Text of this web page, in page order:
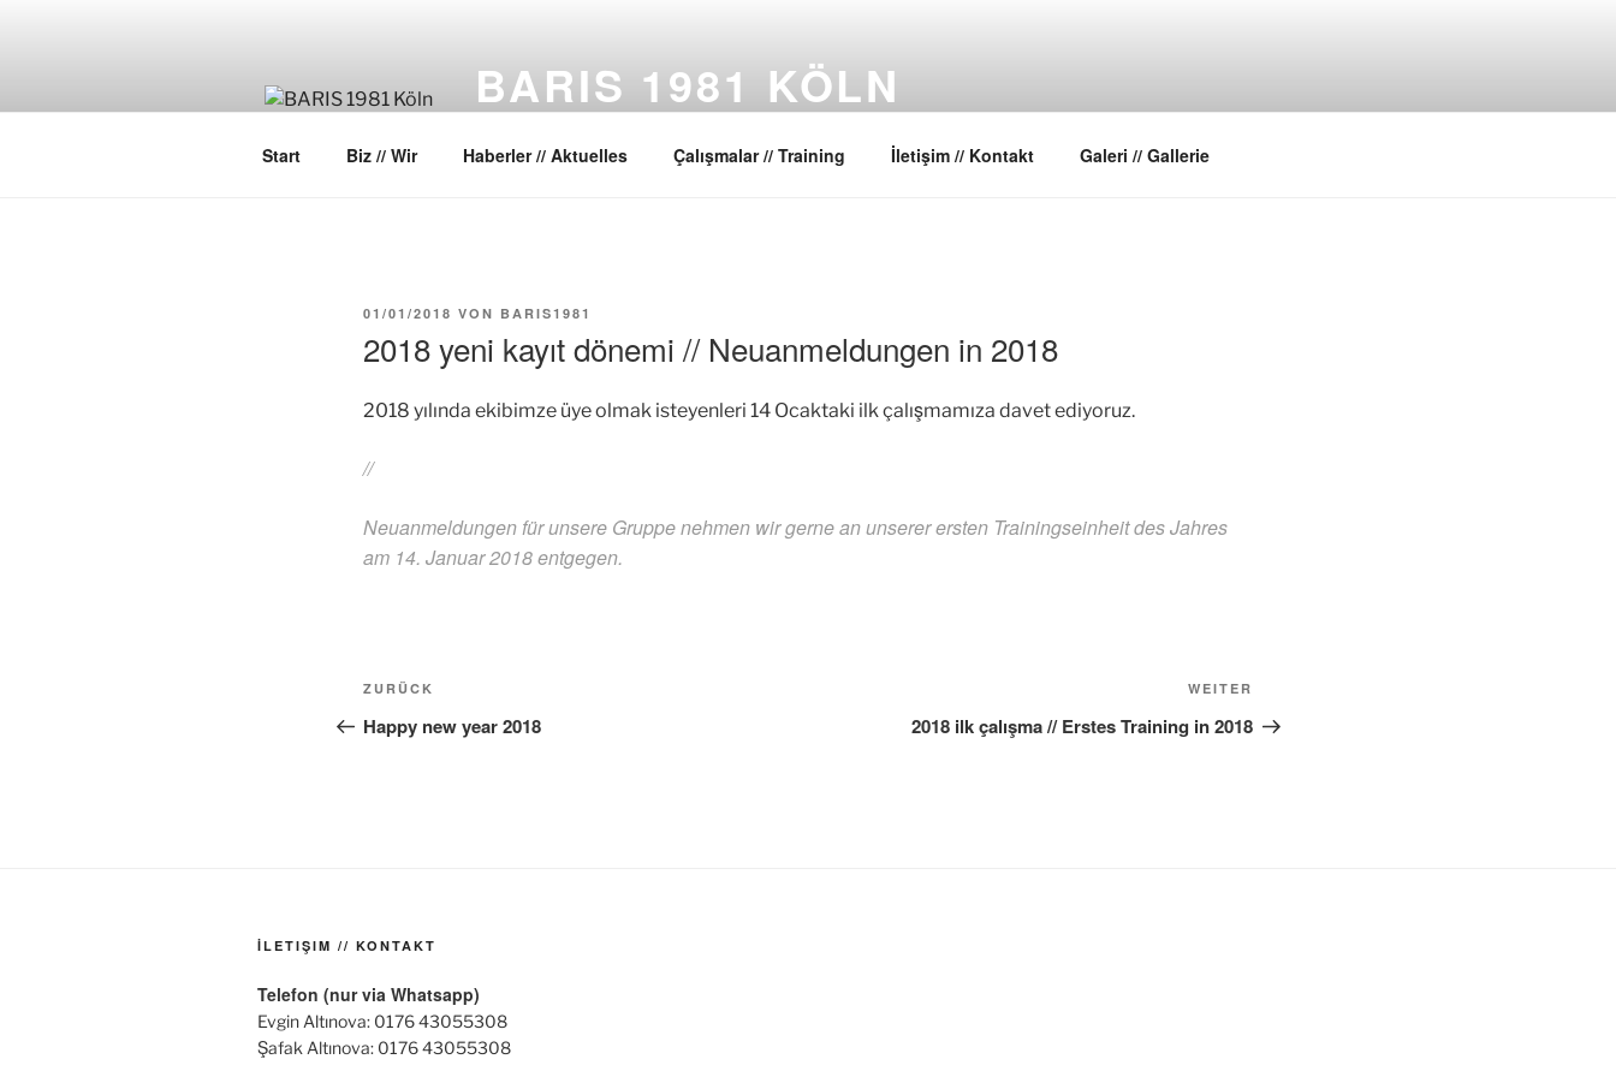
BARIS 1981 KÖLN
Start Biz // Wir Haberler // Aktuelles Çalışmalar // Training İletişim // Kontakt Galeri // Gallerie
VERÖFFENTLICHT
01/01/2018 VON BARIS1981
2018 yeni kayıt dönemi // Neuanmeldungen in 2018
2018 yılında ekibimze üye olmak isteyenleri 14 Ocaktaki ilk çalışmamıza davet ediyoruz.
//
Neuanmeldungen für unsere Gruppe nehmen wir gerne an unserer ersten Trainingseinheit des Jahres
am 14. Januar 2018 entgegen.
Beitragsnavigation
Vorheriger
Beitrag
ZURÜCK
Happy new year 2018
Beitrag
WEITER
2018 ilk çalışma // Erstes Training in 2018
İLETIŞIM // KONTAKT
Telefon (nur via Whatsapp)
Evgin Altınova: 0176 43055308
Şafak Altınova: 0176 43055308